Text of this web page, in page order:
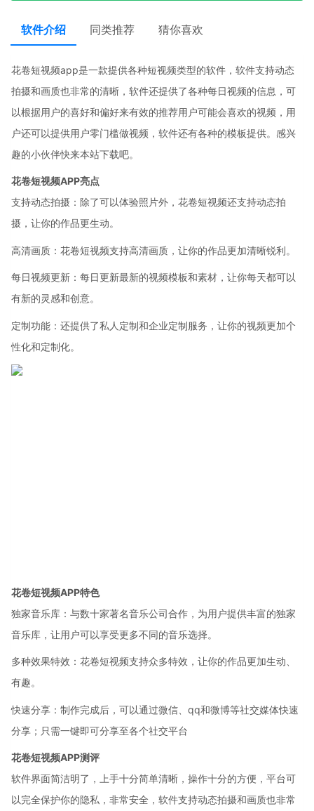
软件介绍 同类推荐 猜你喜欢
花卷短视频app是一款提供各种短视频类型的软件，软件支持动态
拍摄和画质也非常的清晰，软件还提供了各种每日视频的信息，可
以根据用户的喜好和偏好来有效的推荐用户可能会喜欢的视频，用
户还可以提供用户零门槛做视频，软件还有各种的模板提供。感兴
趣的小伙伴快来本站下载吧。
花卷短视频APP亮点
支持动态拍摄：除了可以体验照片外，花卷短视频还支持动态拍
摄，让你的作品更生动。
高清画质：花卷短视频支持高清画质，让你的作品更加清晰锐利。
每日视频更新：每日更新最新的视频模板和素材，让你每天都可以
有新的灵感和创意。
定制功能：还提供了私人定制和企业定制服务，让你的视频更加个
性化和定制化。
花卷短视频APP特色
独家音乐库：与数十家著名音乐公司合作，为用户提供丰富的独家
音乐库，让用户可以享受更多不同的音乐选择。
多种效果特效：花卷短视频支持众多特效，让你的作品更加生动、
有趣。
快速分享：制作完成后，可以通过微信、qq和微博等社交媒体快速
分享；只需一键即可分享至各个社交平台
花卷短视频APP测评
软件界面简洁明了，上手十分简单清晰，操作十分的方便，平台可
以完全保护你的隐私，非常安全，软件支持动态拍摄和画质也非常